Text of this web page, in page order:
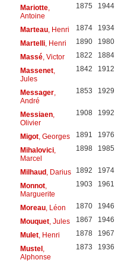
Mariotte,
Antoine
1875 1944
Marteau, Henri 1874 1934
Martelli, Henri 1890 1980
Massé, Victor 1822 1884
Massenet,
Jules
1842 1912
Messager,
André
1853 1929
Messiaen,
Olivier
1908 1992
Migot, Georges 1891 1976
Mihalovici,
Marcel
1898 1985
Milhaud, Darius 1892 1974
Monnot,
Marguerite
1903 1961
Moreau, Léon 1870 1946
Mouquet, Jules 1867 1946
Mulet, Henri 1878 1967
Mustel,
Alphonse
1873 1936